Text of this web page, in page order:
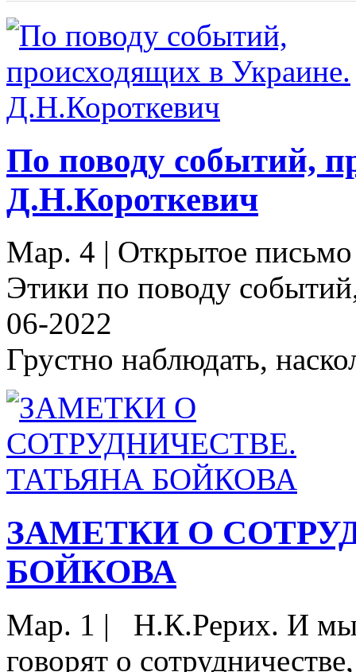
По поводу событий,
Д.Н.Короткевич
Мар. 4 | Открытое
Этики по поводу
06-2022
Грустно наблюдать,
ЗАМЕТКИ О
БОЙКОВА
Мар. 1 |
Н.К.Рерих. И мы
говорят о